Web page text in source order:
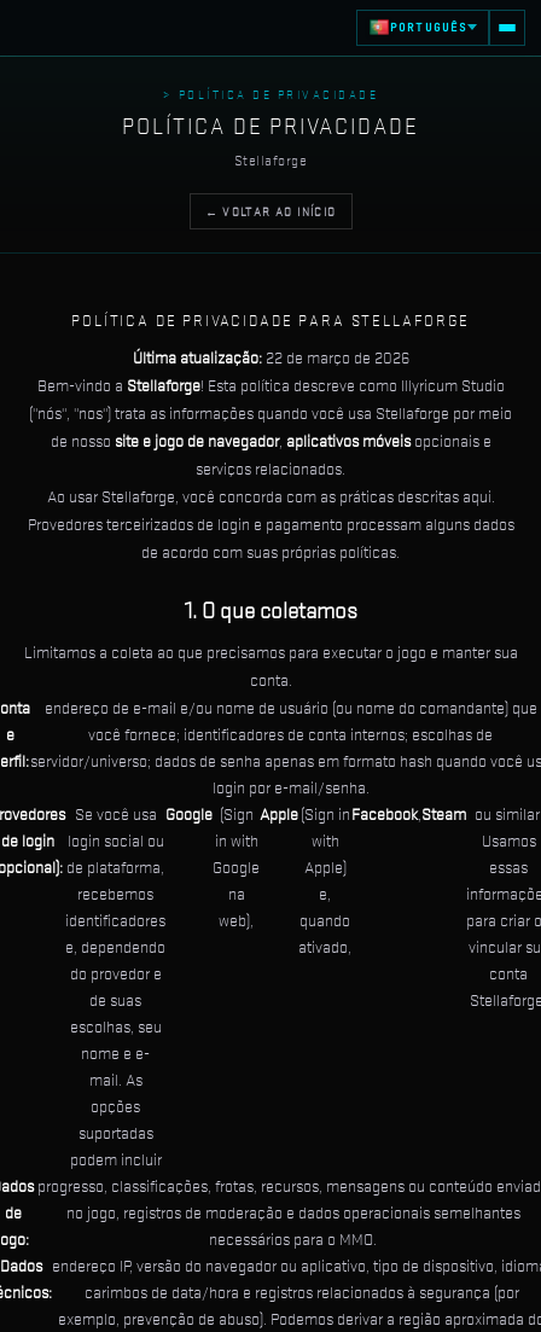
PORTUGUÊS
> POLÍTICA DE PRIVACIDADE
POLÍTICA DE PRIVACIDADE
Stellaforge
← VOLTAR AO INÍCIO
POLÍTICA DE PRIVACIDADE PARA STELLAFORGE
Última atualização:22 de março de 2026
Bem-vindo a Stellaforge! Esta política descreve como Illyricum Studio
("nós", "nos") trata as informações quando você usa Stellaforge por meio
de nosso site e jogo de navegador, aplicativos móveisopcionais e
serviços relacionados.
Ao usar Stellaforge, você concorda com as práticas descritas aqui.
Provedores terceirizados de login e pagamento processam alguns dados
de acordo com suas próprias políticas.
1. O que coletamos
Limitamos a coleta ao que precisamos para executar o jogo e manter sua
conta.
e
endereço de e-mail e/ou nome de usuário (ou nome do comandante) que
você fornece; identificadores de conta internos; escolhas de
servidor/universo; dados de senha apenas em formato hash quando você
login por e-mail/senha.
de login
Se você usa
login social ou
de plataforma,
recebemos
identificadores
e, dependendo
do provedor e
de suas
escolhas, seu
nome e e-
mail. As
opções
suportadas
podem incluir
Google (Sign
in with
Google
na
web),
Apple(Sign in
with
Apple)
e,
quando
ativado,
Facebook,Steam ou
Usamos
essas
para criar
vincular
conta
de
progresso, classificações, frotas, recursos, mensagens ou conteúdo
no jogo, registros de moderação e dados operacionais semelhantes
necessários para o MMO.
Dados endereço IP, versão do navegador ou aplicativo, tipo de dispositivo,
carimbos de data/hora e registros relacionados à segurança (por
exemplo, prevenção de abuso). Podemos derivar a região aproximada